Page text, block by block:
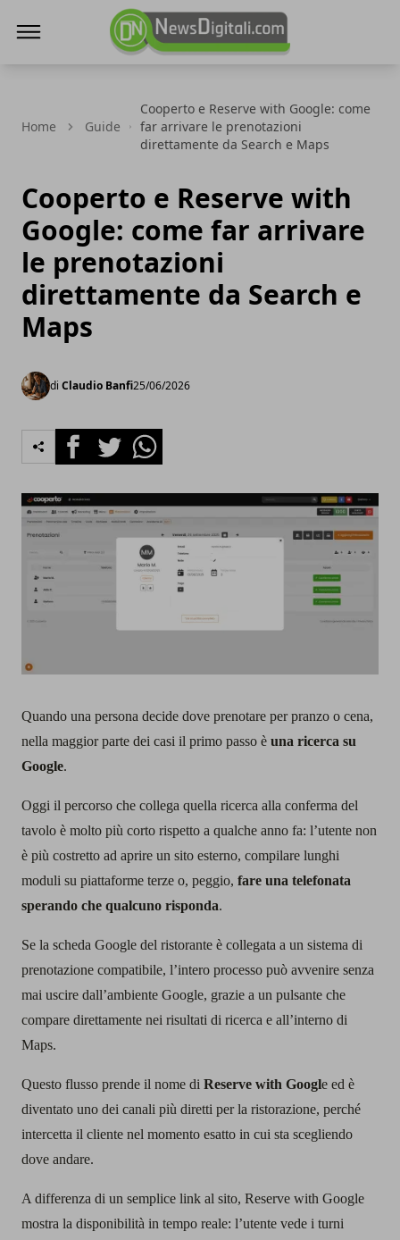
Home Guide
Cooperto e Reserve with Google: come
far arrivare le prenotazioni
direttamente da Search e Maps
Cooperto e Reserve with
Google: come far arrivare
le prenotazioni
direttamente da Search e
Maps
di Claudio Banfi25/06/2026
FacebookTwitterWhatsapp
Quando una persona decide dove prenotare per pranzo o cena,
nella maggior parte dei casi il primo passo è una ricerca su
Google.
Oggi il percorso che collega quella ricerca alla conferma del
tavolo è molto più corto rispetto a qualche anno fa: l’utente non
è più costretto ad aprire un sito esterno, compilare lunghi
moduli su piattaforme terze o, peggio, fare una telefonata
sperando che qualcuno risponda.
Se la scheda Google del ristorante è collegata a un sistema di
prenotazione compatibile, l’intero processo può avvenire senza
mai uscire dall’ambiente Google, grazie a un pulsante che
compare direttamente nei risultati di ricerca e all’interno di
Maps.
Questo flusso prende il nome di Reserve with Google ed è
diventato uno dei canali più diretti per la ristorazione, perché
intercetta il cliente nel momento esatto in cui sta scegliendo
dove andare.
A differenza di un semplice link al sito, Reserve with Google
mostra la disponibilità in tempo reale: l’utente vede i turni